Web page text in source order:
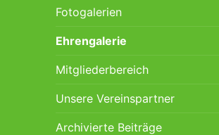
Fotogalerien
Ehrengalerie
Mitgliederbereich
Unsere Vereinspartner
Archivierte Beiträge